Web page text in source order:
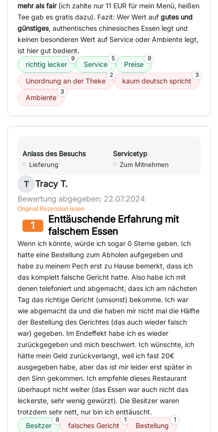
mehr als fair(ich zahlte nur 11 EUR für mein Menü, heißen
Tee gab es gratis dazu). Fazit: Wer Wert auf gutes und
günstiges, authentisches chinesisches Essen legt und
keinen besonderen Wert auf Service oder Ambiente legt,
ist hier gut bedient.
richtig lecker
9
Service
5
Preise
9
Unordnung an der Theke
2
kaum deutsch spricht
3
Ambiente
3
Anlass des Besuchs
Lieferung
Servicetyp
Zum Mitnehmen
T Tracy T.
Bewertung abgegeben: 22.07.2024
Original Rezension lesen
1
Enttäuschende Erfahrung mit
falschem Essen
Wenn ich könnte, würde ich sogar 0 Sterne geben. Ich
hatte eine Bestellung zum Abholen aufgegeben und
habe zu meinem Pech erst zu Hause bemerkt, dass ich
das komplett falsche Gericht hatte. Also habe ich mit
denen telefoniert und abgemacht, dass ich am nächsten
Tag das richtige Gericht (umsonst) bekomme. Ich war
wie abgemacht da und die haben mir nicht mal die Hälfte
der Bestellung des Gerichtes (das auch wieder falsch
war) gegeben. Im Endeffekt habe ich es wieder
zurückgegeben und mich beschwert. Ich wünschte, ich
hätte mein Geld zurückverlangt, weil ich fast 20€
ausgegeben habe, aber das ist mir leider erst später in
den Sinn gekommen. Ich empfehle dieses Restaurant
überhaupt nicht weiter (das Essen war auch nicht das
leckerste, sehr wenig gewürzt). Die Besitzer waren
trotzdem sehr nett, nur bin ich enttäuscht.
Besitzer
8
falsches Gericht
1
Bestellung
1